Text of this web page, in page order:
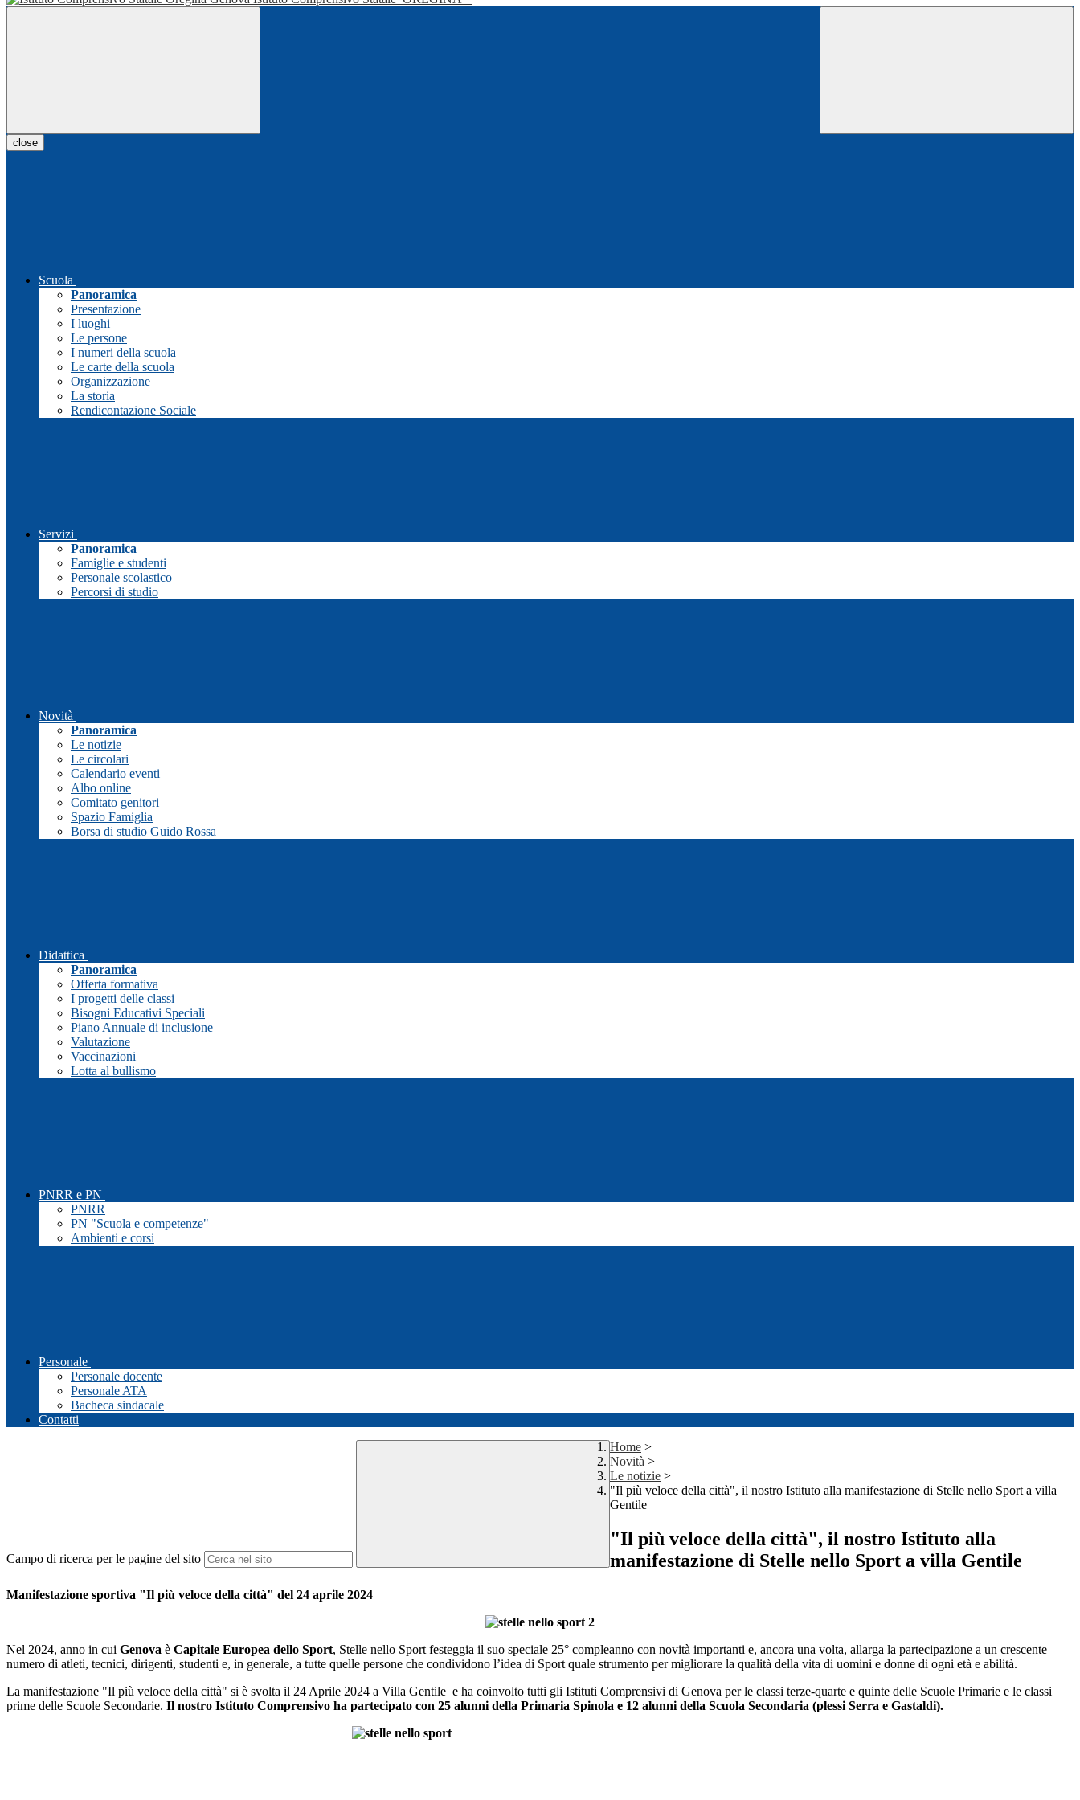
close
Scuola
Panoramica
Presentazione
I luoghi
Le persone
I numeri della scuola
Le carte della scuola
Organizzazione
La storia
Rendicontazione Sociale
Servizi
Panoramica
Famiglie e studenti
Personale scolastico
Percorsi di studio
Novità
Panoramica
Le notizie
Le circolari
Calendario eventi
Albo online
Comitato genitori
Spazio Famiglia
Borsa di studio Guido Rossa
Didattica
Panoramica
Offerta formativa
I progetti delle classi
Bisogni Educativi Speciali
Piano Annuale di inclusione
Valutazione
Vaccinazioni
Lotta al bullismo
PNRR e PN
PNRR
PN "Scuola e competenze"
Ambienti e corsi
Personale
Personale docente
Personale ATA
Bacheca sindacale
Contatti
Campo di ricerca per le pagine del sito
Home >
Novità >
Le notizie >
"Il più veloce della città", il nostro Istituto alla manifestazione di Stelle nello Sport a villa
Gentile
"Il più veloce della città", il nostro Istituto alla
manifestazione di Stelle nello Sport a villa Gentile
Manifestazione sportiva "Il più veloce della città" del 24 aprile 2024
Nel 2024, anno in cui Genova è Capitale Europea dello Sport, Stelle nello Sport festeggia il suo speciale 25° compleanno con novità importanti e, ancora una volta, allarga la partecipazione a un crescente
numero di atleti, tecnici, dirigenti, studenti e, in generale, a tutte quelle persone che condividono l’idea di Sport quale strumento per migliorare la qualità della vita di uomini e donne di ogni età e abilità.
La manifestazione "Il più veloce della città" si è svolta il 24 Aprile 2024 a Villa Gentile e ha coinvolto tutti gli Istituti Comprensivi di Genova per le classi terze-quarte e quinte delle Scuole Primarie e le classi
prime delle Scuole Secondarie. Il nostro Istituto Comprensivo ha partecipato con 25 alunni della Primaria Spinola e 12 alunni della Scuola Secondaria (plessi Serra e Gastaldi).